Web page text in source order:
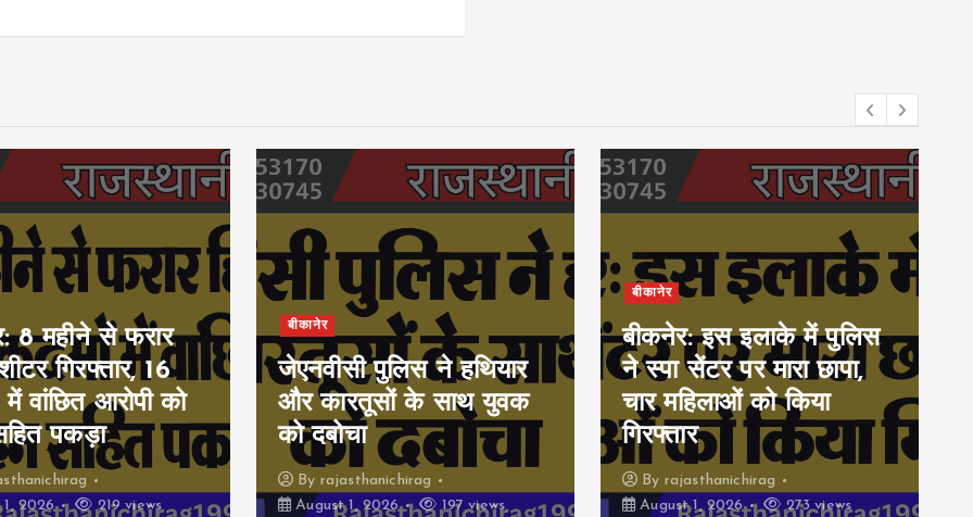
8 महीने से फरार
गिरफ्तार, 16
वांछित आरोपी को
पकड़ा
2026
219 views
बीकानेर
जेएनवीसी पुलिस ने हथियार
और कारतूसों के साथ युवक
को दबोचा
By rajasthanichirag
August 1, 2026
197 views
बीकानेर
बीकनेर: इस इलाके में पुलिस
ने स्पा सेंटर पर मारा छापा,
चार महिलाओं को किया
गिरफ्तार
By rajasthanichirag
August 1, 2026
273 views